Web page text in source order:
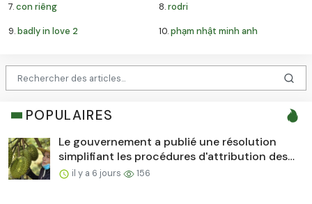
7.con riêng 8.rodri
9.badly in love 2 10.phạm nhật minh anh
POPULAIRES
Le gouvernement a publié une résolution
simplifiant les procédures d'attribution des
numéros d'identification...
il y a 6 jours 156